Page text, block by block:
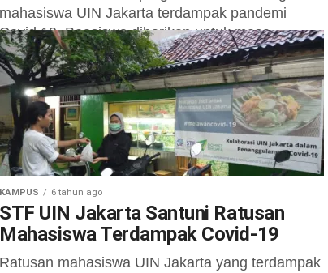
mahasiswa UIN Jakarta terdampak pandemi
Covid 19. Beasiswa diberikan untuk masa
perkuliahan...
KAMPUS 6 tahun ago
STF UIN Jakarta Santuni Ratusan
Mahasiswa Terdampak Covid-19
Ratusan mahasiswa UIN Jakarta yang terdampak